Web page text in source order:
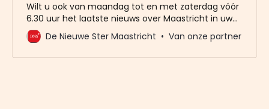
Wilt u ook van maandag tot en met zaterdag vóór
6.30 uur het laatste nieuws over Maastricht in uw
mailbox? Meld u dan gratis aan voor de nieuwbrief
van De Nieuwe Ster. Meer dan 20.000 trouwe lezers
gingen u al voor. Het enige wat wij van u vragen
De Nieuwe Ster Maastricht Van onze partner